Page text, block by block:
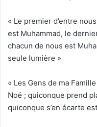
« Le premier d’entre
est Muhammad, le
chacun de nous est
seule lumière »
« Les Gens de ma
Noé ; quiconque prend
quiconque s’en écarte